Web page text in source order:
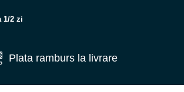
1/2 zi
Plata ramburs la livrare